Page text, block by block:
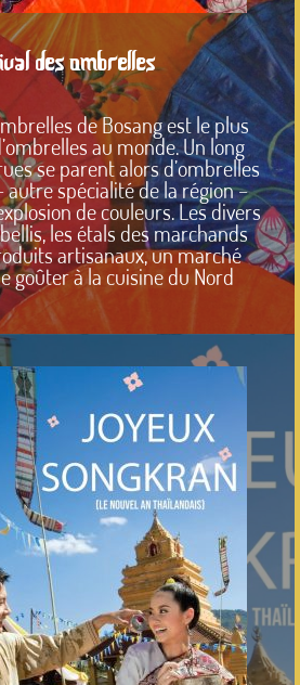
des ombrelles
de Bosang est le plus
au monde. Un long
se parent alors d’ombrelles
autre spécialité de la région –
de couleurs. Les divers
les étals des marchands
artisanaux, un marché
goûter à la cuisine du Nord